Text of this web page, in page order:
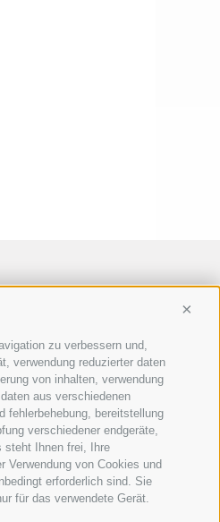
zu verbessern und,
verwendung reduzierter daten
von inhalten, verwendung
aus verschiedenen
fehlerbehebung, bereitstellung
verschiedener endgeräte,
steht Ihnen frei, Ihre
Verwendung von Cookies und
erforderlich sind. Sie
für das verwendete Gerät.